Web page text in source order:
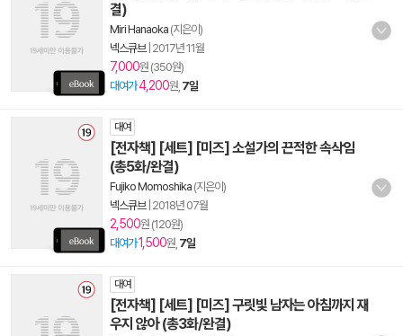
결)
Miri Hanaoka (지은이)
넥스큐브| 2017년 11월
7,000원 (350원)
대여가4,200원, 7일
대여
[전자책] [세트] [미즈] 소설가의 끈적한 속삭임
(총5화/완결)
Fujiko Momoshika (지은이)
넥스큐브| 2018년 07월
2,500원 (120원)
대여가1,500원, 7일
대여
[전자책] [세트] [미즈] 구릿빛 남자는 아침까지 재
우지 않아 (총3화/완결)